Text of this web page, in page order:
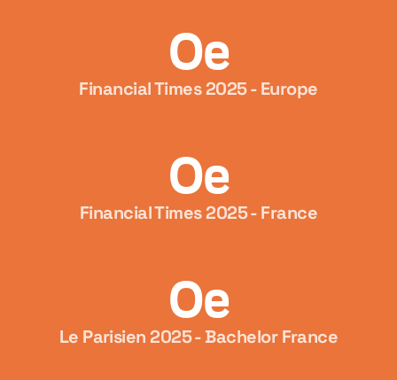
0e
Financial Times 2025 - Europe
0e
Financial Times 2025 - France
0e
Le Parisien 2025 - Bachelor France